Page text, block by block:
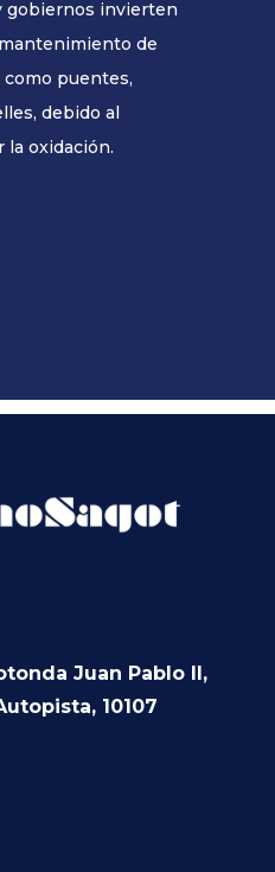
gobiernos invierten
de
puentes,
debido al
la oxidación.
Juan Pablo II,
10107